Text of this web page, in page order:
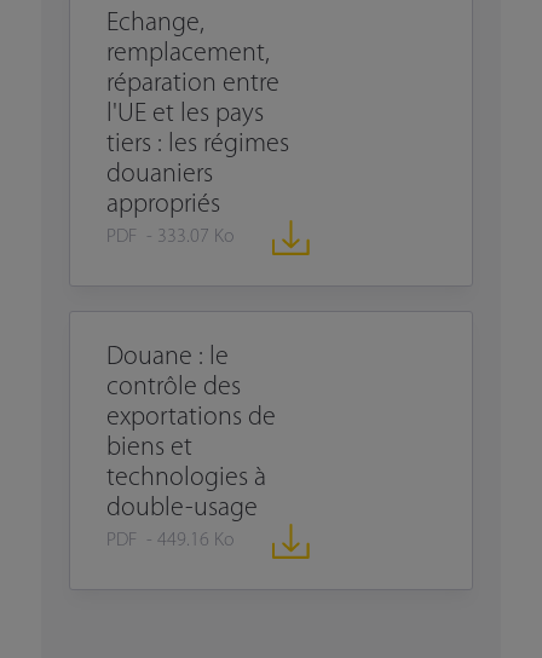
Echange,
remplacement,
réparation entre
l'UE et les pays
tiers : les régimes
douaniers
appropriés
PDF - 333.07 Ko
Douane : le
contrôle des
exportations de
biens et
technologies à
double-usage
PDF - 449.16 Ko